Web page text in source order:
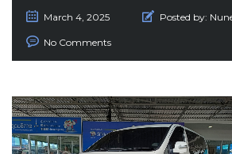
March 4, 2025 Posted by:
No Comments